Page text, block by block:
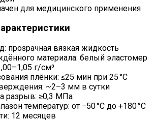
для медицинского применения
прозрачная вязкая жидкость
материала: белый эластомер
г/см³
плёнки: ≤25 мин при 25 °C
~2–3 мм в сутки
разрыв: ≥0,3 МПа
температур: от −50 °C до +180 °C
12 месяцев